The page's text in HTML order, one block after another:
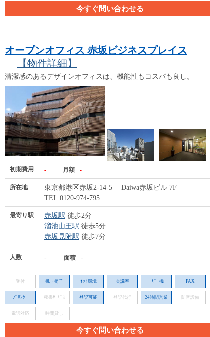
今すぐ問い合わせる
オープンオフィス 赤坂ビジネスプレイス
【物件詳細】
清潔感のあるデザインオフィスは、機能性もコスパも良し。
初期費用 - 月額 -
所在地
東京都港区赤坂2-14-5 Daiwa赤坂ビル 7F
TEL.0120-974-795
最寄り駅 赤坂駅 徒歩2分
溜池山王駅 徒歩5分
赤坂見附駅 徒歩7分
人数 - 面積 -
受付 机・椅子 ﾈｯﾄ環境 会議室 ｺﾋﾟｰ機 FAX
ﾌﾟﾘﾝﾀｰ 秘書ｻｰﾋﾞｽ 登記可能 登記代行 24時間営業 防音設備
電話対応 時間貸し
今すぐ問い合わせる